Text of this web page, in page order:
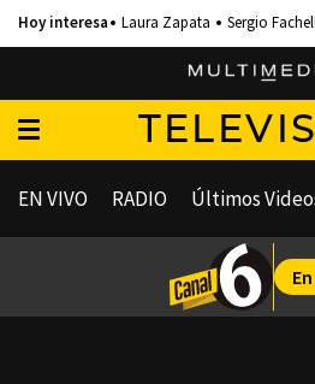
Laura Zapata Sergio
EN VIVO RADIO Últimos